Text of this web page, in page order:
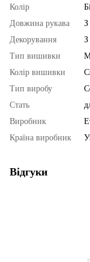
Колір
Довжина рукава
З
Декорування
Тип вишивки
Колір вишивки
Тип виробу
Стать
Виробник
Країна виробник
Відгуки